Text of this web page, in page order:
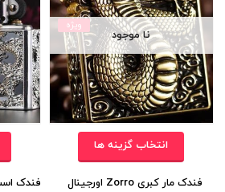
ویژه
نا موجود
انتخاب گزینه ها
فندک مار کبری Zorro اورجینال